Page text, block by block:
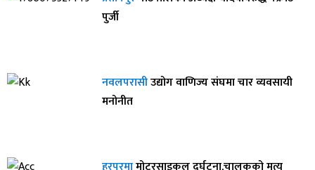
पुर्जी
नवलपरासीउद्योग वाणिज्य संघमा चार व्यवसायी
मनोनीत